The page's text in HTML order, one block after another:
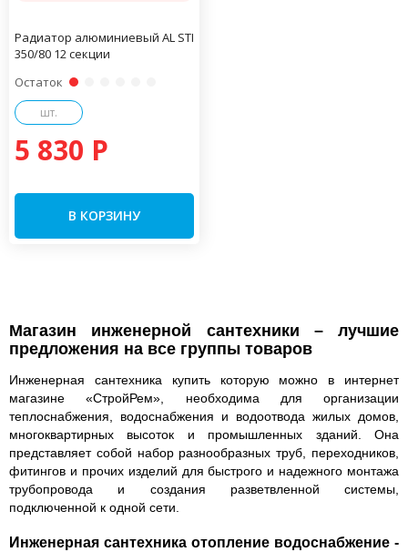
Радиатор алюминиевый AL STI
350/80 12 секции
Остаток
шт.
5 830 P
В КОРЗИНУ
Магазин инженерной сантехники – лучшие
предложения на все группы товаров
Инженерная сантехника купить которую можно в интернет
магазине «СтройРем», необходима для организации
теплоснабжения, водоснабжения и водоотвода жилых домов,
многоквартирных высоток и промышленных зданий. Она
представляет собой набор разнообразных труб, переходников,
фитингов и прочих изделий для быстрого и надежного монтажа
трубопровода и создания разветвленной системы,
подключенной к одной сети.
Инженерная сантехника отопление водоснабжение -